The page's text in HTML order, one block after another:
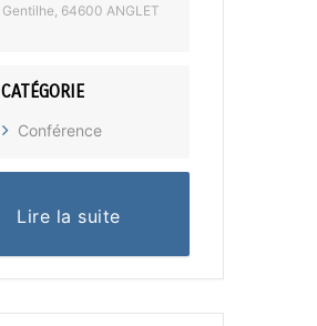
Gentilhe, 64600 ANGLET
CATÉGORIE
Conférence
Lire la suite